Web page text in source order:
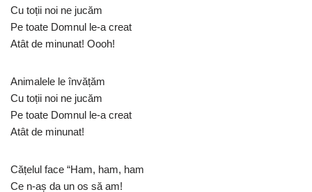
Cu toții noi ne jucăm
Pe toate Domnul le-a creat
Atât de minunat! Oooh!
Animalele le învățăm
Cu toții noi ne jucăm
Pe toate Domnul le-a creat
Atât de minunat!
Cățelul face “Ham, ham, ham
Ce n-aș da un os să am!